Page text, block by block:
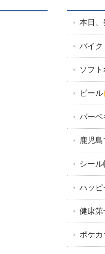
本日
バイ
ソフ
ビール
バー
鹿児
シール
ハッ
健康
ポケ